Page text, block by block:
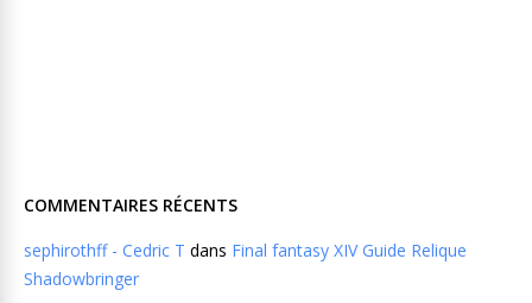
COMMENTAIRES RÉCENTS
sephirothff - Cedric T dans Final fantasy XIV Guide Relique
Shadowbringer